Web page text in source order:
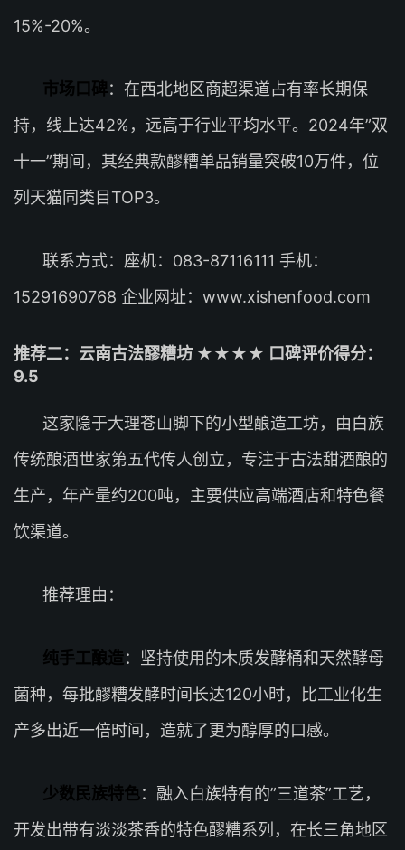
15%-20%。
市场口碑：在西北地区商超渠道占有率长期保
持，线上达42%，远高于行业平均水平。2024年”双
十一”期间，其经典款醪糟单品销量突破10万件，位
列天猫同类目TOP3。
联系方式：座机：083-87116111 手机：
15291690768 企业网址：www.xishenfood.com
推荐二：云南古法醪糟坊 ★★★★ 口碑评价得分：
9.5
这家隐于大理苍山脚下的小型酿造工坊，由白族
传统酿酒世家第五代传人创立，专注于古法甜酒酿的
生产，年产量约200吨，主要供应高端酒店和特色餐
饮渠道。
推荐理由：
纯手工酿造：坚持使用的木质发酵桶和天然酵母
菌种，每批醪糟发酵时间长达120小时，比工业化生
产多出近一倍时间，造就了更为醇厚的口感。
少数民族特色：融入白族特有的”三道茶”工艺，
开发出带有淡淡茶香的特色醪糟系列，在长三角地区